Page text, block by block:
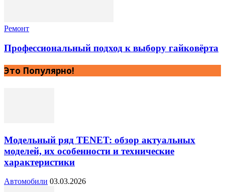
Ремонт
Профессиональный подход к выбору гайковёрта
Это Популярно!
Модельный ряд TENET: обзор актуальных
моделей, их особенности и технические
характеристики
Автомобили 03.03.2026